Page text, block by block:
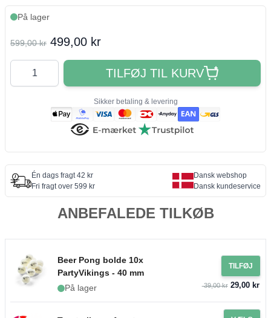
På lager
Final product price
599,00 kr 499,00 kr
Antal
TILFØJ TIL KURV
Sikker betaling & levering
Én dags fragt 42 kr
Fri fragt over 599 kr
Dansk webshop
Dansk kundeservice
ANBEFALEDE TILKØB
Beer Pong bolde 10x
PartyVikings - 40 mm
På lager
TILFØJ
39,00 kr29,00 kr